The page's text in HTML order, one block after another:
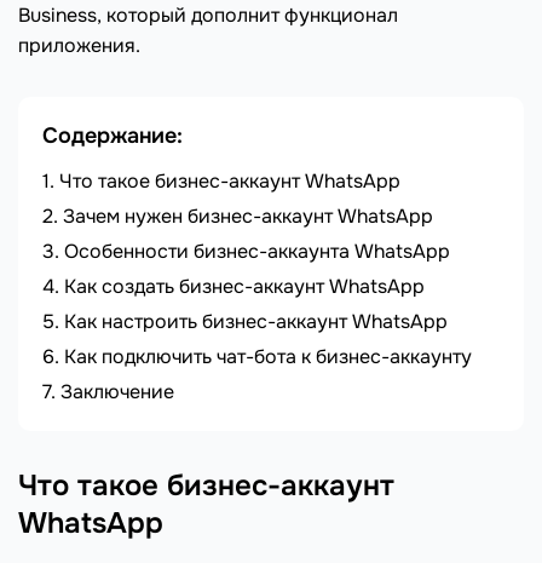
Business, который дополнит функционал
приложения.
Содержание:
Что такое бизнес-аккаунт WhatsApp
Зачем нужен бизнес-аккаунт WhatsApp
Особенности бизнес-аккаунта WhatsApp
Как создать бизнес-аккаунт WhatsApp
Как настроить бизнес-аккаунт WhatsApp
Как подключить чат-бота к бизнес-аккаунту
Заключение
Что такое бизнес-аккаунт
WhatsApp